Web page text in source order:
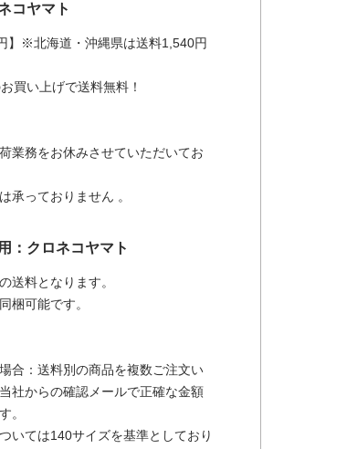
コヤマト
】※北海道・沖縄県は送料1,540円
買い上げで送料無料！
業務をお休みさせていただいてお
承っておりません 。
：クロネコヤマト
送料となります。
梱可能です。
合：送料別の商品を複数ご注文い
社からの確認メールで正確な金額
。
いては140サイズを基準としており